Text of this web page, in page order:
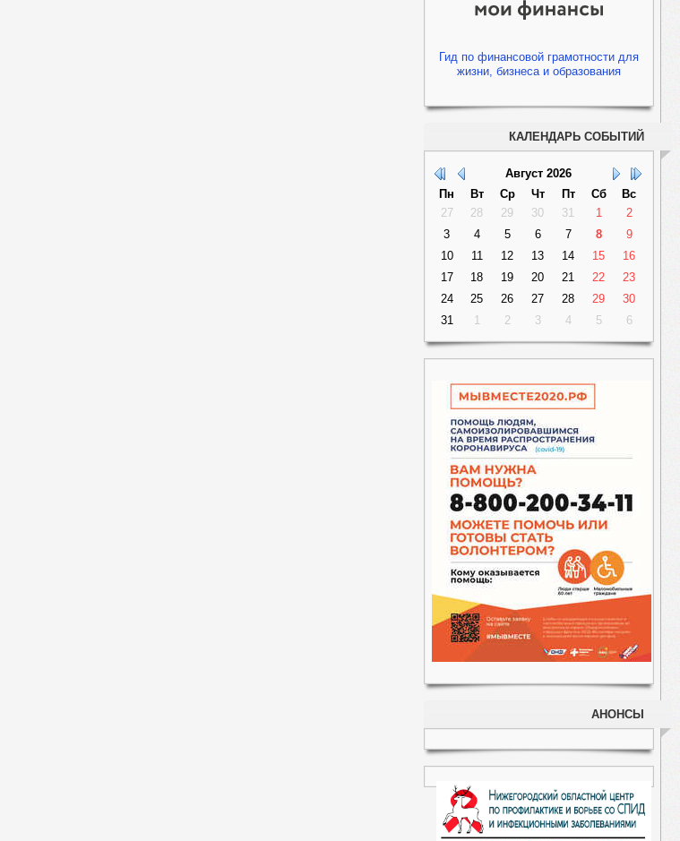
Гид по финансовой грамотности для
жизни, бизнеса и образования
КАЛЕНДАРЬ СОБЫТИЙ
Август 2026
Пн
Вт Ср Чт Пт Сб
Вс
27
28 29 30 31 1
2
3
4 5 6 7 8
9
10
11 12 13 14 15
16
17
18 19 20 21 22
23
24
25 26 27 28 29
30
31
1 2 3 4 5 6
АНОНСЫ